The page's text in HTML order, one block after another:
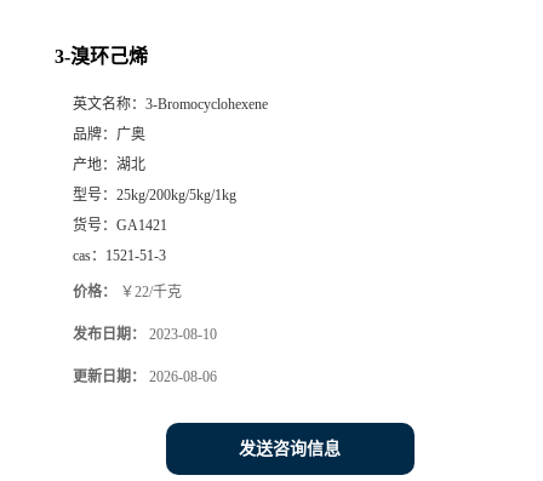
3-溴环己烯
英文名称： 3-Bromocyclohexene
品牌： 广奥
产地： 湖北
型号： 25kg/200kg/5kg/1kg
货号： GA1421
cas： 1521-51-3
价格： ￥22/千克
发布日期： 2023-08-10
更新日期： 2026-08-06
发送咨询信息